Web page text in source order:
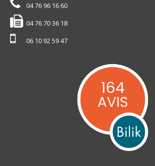
04 76 96 16 60
04 76 70 36 18
06 10 92 59 47